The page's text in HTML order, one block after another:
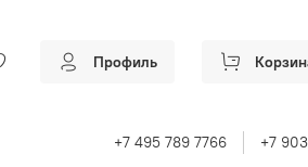
Профиль
+7 495 789 7766 +7